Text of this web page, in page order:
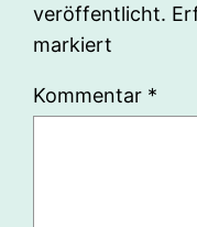
veröffentlicht.
markiert
Kommentar *